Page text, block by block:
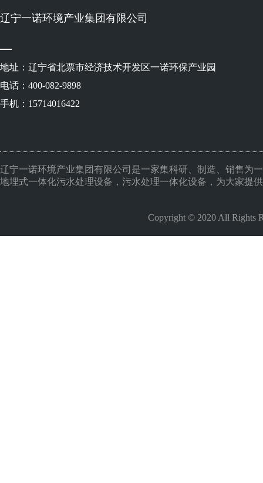
辽宁一诺环境产业集团有限公司
地址：辽宁省北票市经济技术开发区一诺环保产业园
电话：400-082-9898
手机：15714016422
辽宁一诺环境产业集团有限公司是一家集科研、制造、销售为
地埋式一体化污水处理设备，污水处理一体化设备，为大家提
Copyright © 2020 All Rights